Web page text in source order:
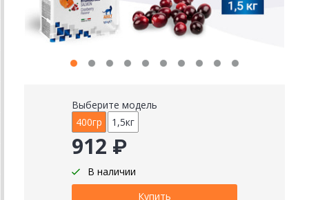
Выберите модель
400гр
1,5кг
912 ₽
В наличии